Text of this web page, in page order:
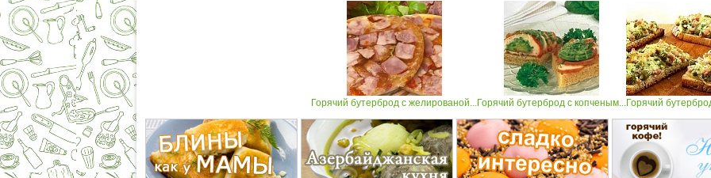
Горячий бутерброд с желированой...Горячий бутерброд с копченым...Горячий